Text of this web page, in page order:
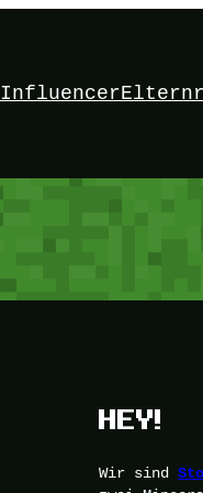
Influencer
HEY!
Wir sind